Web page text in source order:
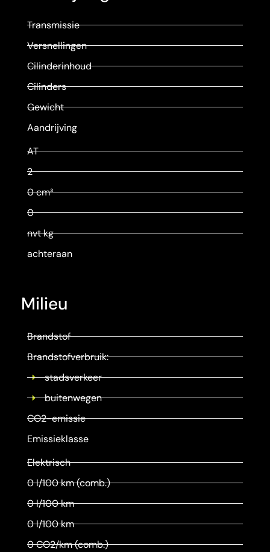
Transmissie
Versnellingen
Cilinderinhoud
Cilinders
Gewicht
Aandrijving
AT
2
0 cm³
0
nvt kg
achteraan
Milieu
Brandstof
Brandstofverbruik:
stadsverkeer
buitenwegen
CO2-emissie
Emissieklasse
Elektrisch
0 l/100 km (comb.)
0 l/100 km
0 l/100 km
0 CO2/km (comb.)